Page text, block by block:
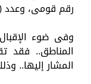
رقم قومى، وعدد (20663) مصدراً
وفى ضوء
المناطق.. فقد
المشار إليها.. وذلك